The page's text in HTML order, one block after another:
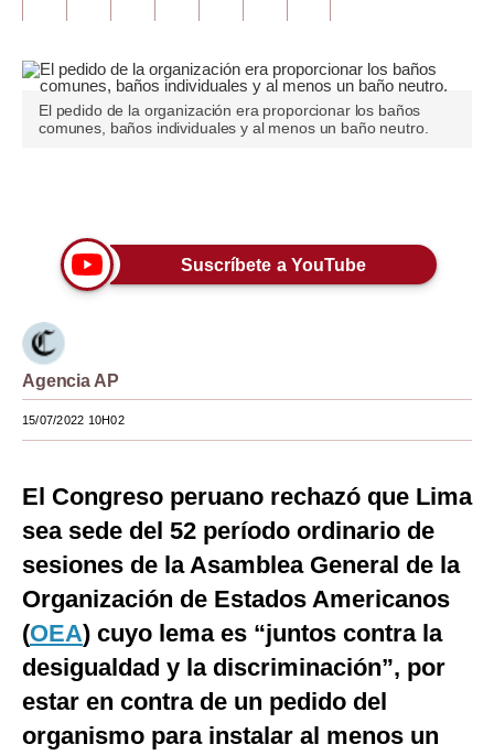
Plus G
Opinión
Editorial
Tendencias
Lujo
Viajes
Moda
Estilos
EEUU
España
Internacional
Tecnología
Club del Suscriptor
El pedido de la organización era proporcionar los baños
comunes, baños individuales y al menos un baño neutro.
Suscríbete a YouTube
Agencia AP
15/07/2022 10H02
El Congreso peruano rechazó que Lima
sea sede del 52 período ordinario de
sesiones de la Asamblea General de la
Organización de Estados Americanos
(OEA) cuyo lema es “juntos contra la
desigualdad y la discriminación”, por
estar en contra de un pedido del
organismo para instalar al menos un